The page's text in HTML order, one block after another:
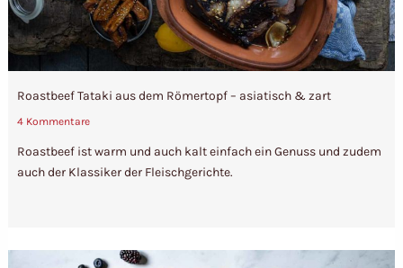
Roastbeef Tataki aus dem Römertopf – asiatisch & zart
4 Kommentare
Roastbeef ist warm und auch kalt einfach ein Genuss und zudem
auch der Klassiker der Fleischgerichte.